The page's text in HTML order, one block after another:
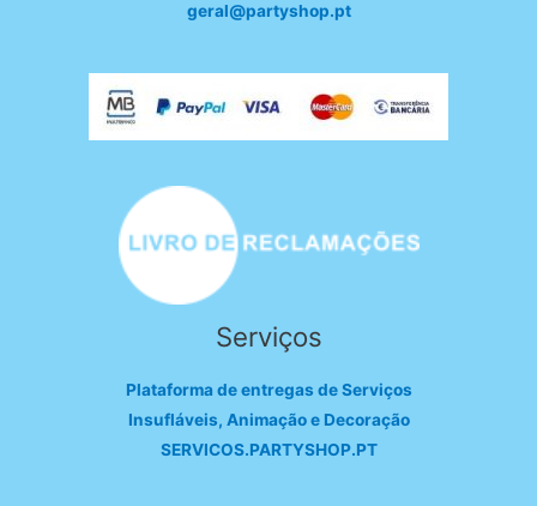
geral@partyshop.pt
Serviços
Plataforma de entregas de Serviços
Insufláveis, Animação e Decoração
SERVICOS.PARTYSHOP.PT